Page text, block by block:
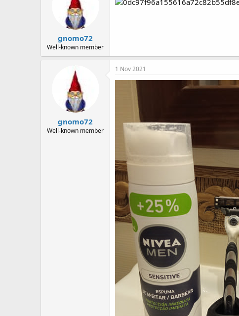
gnomo72
Well-known member
gnomo72
Well-known member
1 Nov 2021